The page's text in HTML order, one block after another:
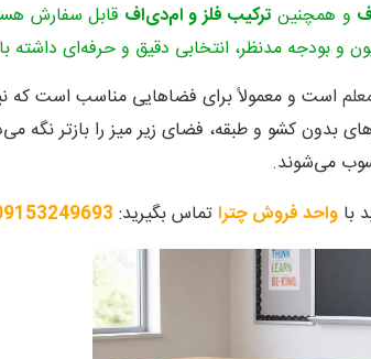
و همچنین ترکیب فلز و ام‌دی‌اف قابل سفارش
و بودجه مدنظر، انتخابی دقیق و حرفه‌ای داشته
است و معمولاً برای فضاهایی مناسب است که
بدون کشو و طبقه، فضای زیر میز را بازتر نگه
می‌شوند.
با واحد فروش چتراتماس بگیرید: